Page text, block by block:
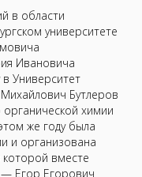
в области
университете
Ивановича
Университет
Бутлеров
химии
же году была
и организована
вместе
— Егор Егорович